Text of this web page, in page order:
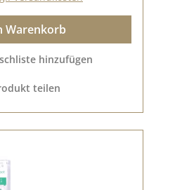
Warenkorb
hinzufügen
teilen